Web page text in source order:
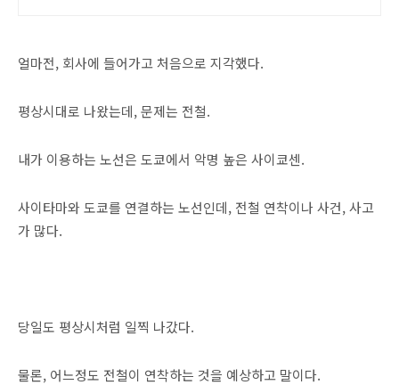
얼마전, 회사에 들어가고 처음으로 지각했다.
평상시대로 나왔는데, 문제는 전철.
내가 이용하는 노선은 도쿄에서 악명 높은 사이쿄센.
사이타마와 도쿄를 연결하는 노선인데, 전철 연착이나 사건, 사고
가 많다.
당일도 평상시처럼 일찍 나갔다.
물론, 어느정도 전철이 연착하는 것을 예상하고 말이다.